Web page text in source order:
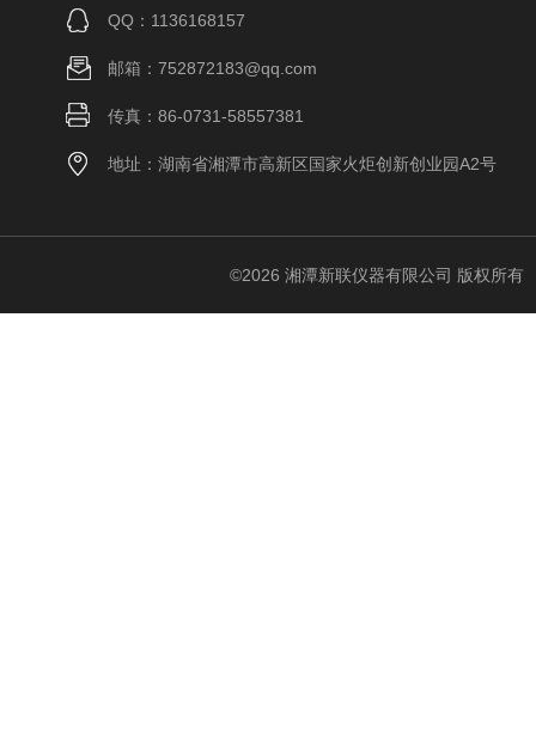
QQ：1136168157
邮箱：752872183@qq.com
传真：86-0731-58557381
地址：湖南省湘潭市高新区国家火炬创新创业园A2号
©2026 湘潭新联仪器有限公司 版权所